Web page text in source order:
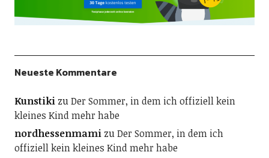
Neueste Kommentare
KunstikizuDer Sommer, in dem ich offiziell kein
kleines Kind mehr habe
nordhessenmamizuDer Sommer, in dem ich
offiziell kein kleines Kind mehr habe